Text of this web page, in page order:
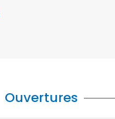
Ouvertures